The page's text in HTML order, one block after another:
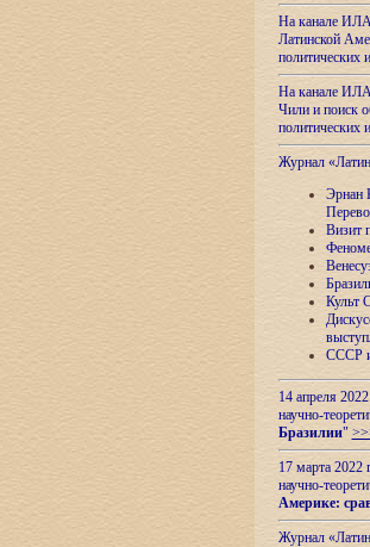
На канале
Латинской
На канале
Чили и поиск
Журнал
Эрнан
Визит
Культ
СССР и
14 апреля
научно-
Бразилии"
17 марта 2022
научно-
Америке:
Журнал